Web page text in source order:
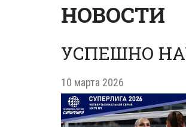
НОВОСТИ
УСПЕШНО
10 марта 2026